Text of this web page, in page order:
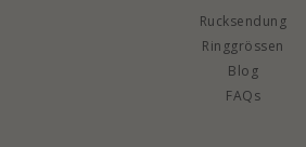
Rucksendung
Ringgrössen
Blog
FAQs